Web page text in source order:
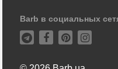
Barb в социальных